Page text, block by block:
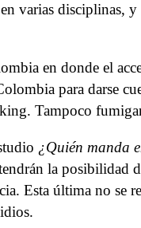
varias disciplinas,
en donde el
para darse
Tampoco
¿Quién manda
la
Esta última no se